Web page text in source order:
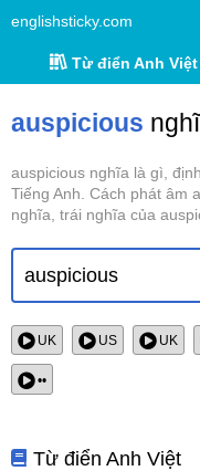
englishsticky.com
Từ điển Anh Việt
auspicious
auspicious nghĩa là gì,
Tiếng Anh. Cách phát âm
nghĩa, trái nghĩa của
UK US UK
••
Từ điển Anh Việt